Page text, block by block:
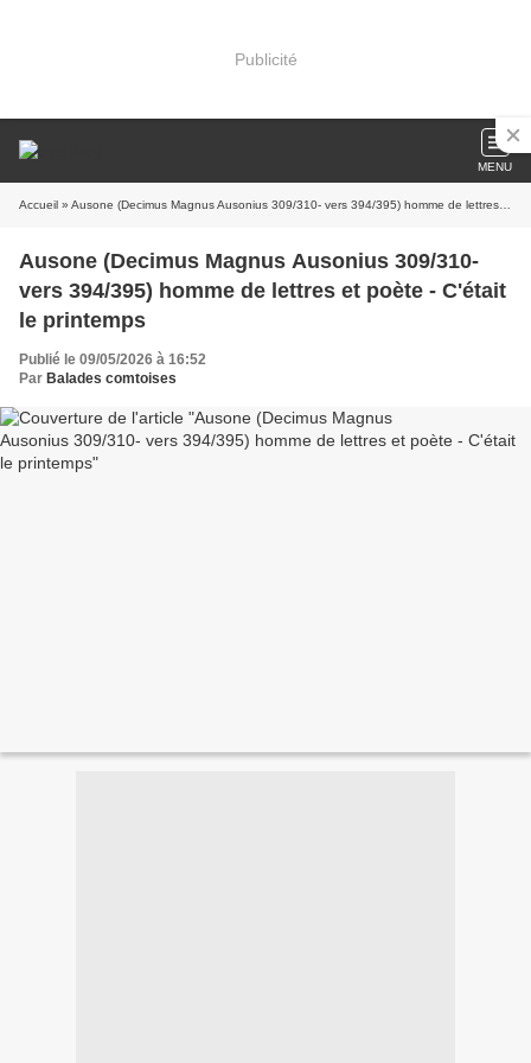
Publicité
MENU
Accueil » Ausone (Decimus Magnus Ausonius 309/310- vers 394/395) homme de lettres et poète - C'était le printemps
Ausone (Decimus Magnus Ausonius 309/310-
vers 394/395) homme de lettres et poète - C'était
le printemps
Publié le 09/05/2026 à 16:52
Par Balades comtoises